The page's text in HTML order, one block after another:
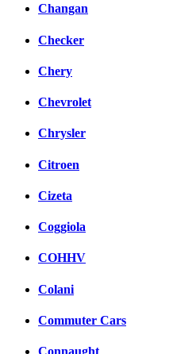
Changan
Checker
Chery
Chevrolet
Chrysler
Citroen
Cizeta
Coggiola
COHHV
Colani
Commuter Cars